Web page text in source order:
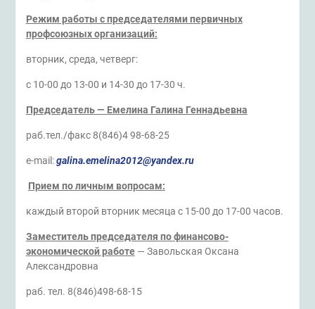
Режим работы с председателями первичных
профсоюзных организаций:
вторник, среда, четверг:
с 10-00 до 13-00 и 14-30 до 17-30 ч.
Председатель — Емелина Галина Геннадьевна
раб.тел./факс 8(846)4 98-68-25
e-mail:galina.emelina2012@yandex.ru
Прием по личным вопросам:
каждый второй вторник месяца с 15-00 до 17-00 часов.
Заместитель председателя по финансово-
экономической работе— Завольская Оксана
Александровна
раб. тел. 8(846)498-68-15